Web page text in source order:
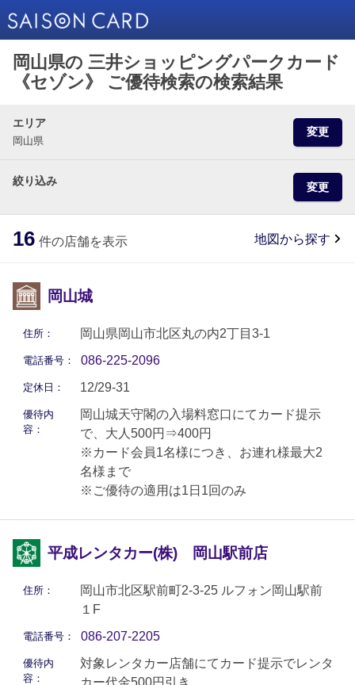
岡山県の 三井ショッピングパークカード
《セゾン》 ご優待検索の検索結果
エリア
岡山県
変更
絞り込み 変更
16 件の店舗を表示 地図から探す
岡山城
住所： 岡山県岡山市北区丸の内2丁目3-1
電話番号： 086-225-2096
定休日： 12/29-31
優待内
容：
岡山城天守閣の入場料窓口にてカード提示
で、大人500円⇒400円
※カード会員1名様につき、お連れ様最大2
名様まで
※ご優待の適用は1日1回のみ
平成レンタカー(株) 岡山駅前店
住所：
岡山市北区駅前町2-3-25 ルフォン岡山駅前
１F
電話番号： 086-207-2205
優待内
容：
対象レンタカー店舗にてカード提示でレンタ
カー代金500円引き